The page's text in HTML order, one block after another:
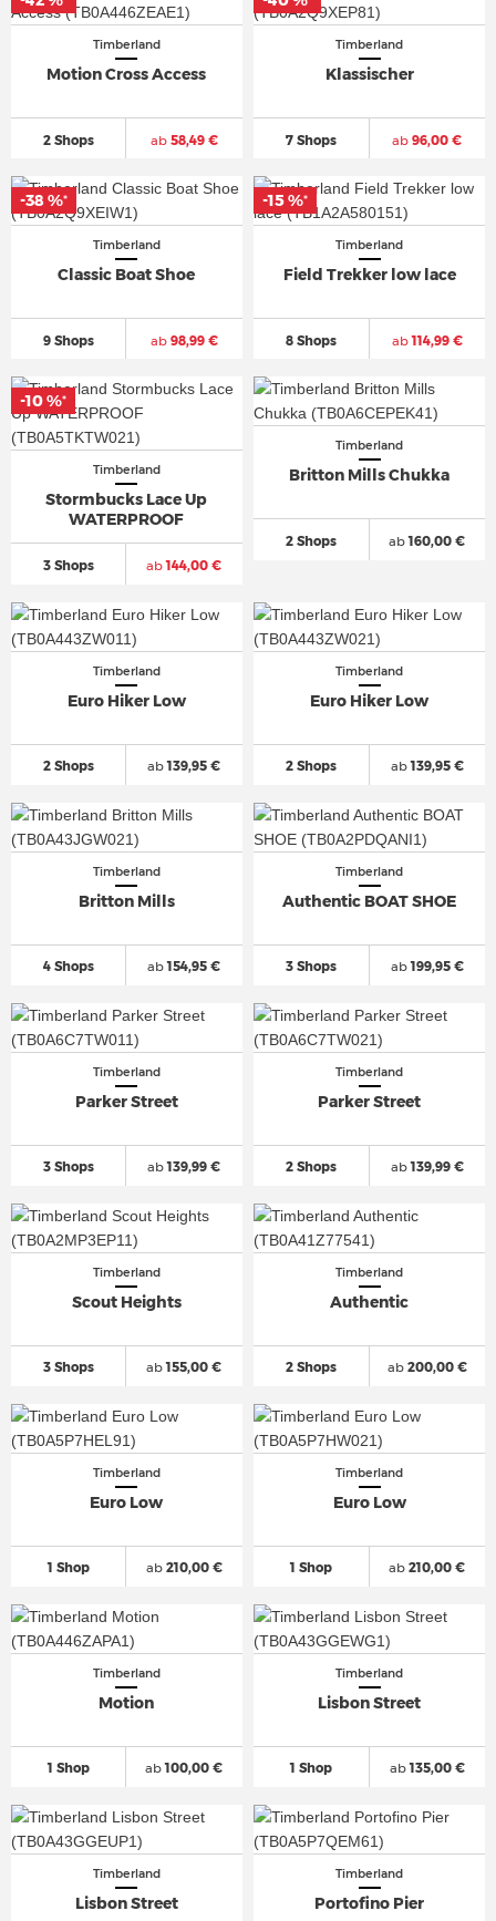
Timberland
Motion Cross Access
2 Shops ab58,49 €
Timberland
Klassischer
7 Shops ab 96,00 €
Timberland
Classic Boat Shoe
9 Shops ab98,99 €
-38 %*
Timberland
Field Trekker low lace
8 Shops ab114,99 €
-15 %*
Timberland
Stormbucks Lace Up
WATERPROOF
3 Shops ab144,00 €
-10 %*
Timberland
Britton Mills Chukka
2 Shops ab160,00 €
Timberland
Euro Hiker Low
2 Shops ab139,95 €
Timberland
Euro Hiker Low
2 Shops ab139,95 €
Timberland
Britton Mills
4 Shops ab154,95 €
Timberland
Authentic BOAT SHOE
3 Shops ab199,95 €
Timberland
Parker Street
3 Shops ab139,99 €
Timberland
Parker Street
2 Shops ab139,99 €
Timberland
Scout Heights
3 Shops ab155,00 €
Timberland
Authentic
2 Shops ab200,00 €
Timberland
Euro Low
1 Shop ab210,00 €
Timberland
Euro Low
1 Shop ab 210,00 €
Timberland
Motion
1 Shop ab100,00 €
Timberland
Lisbon Street
1 Shop ab135,00 €
Timberland
Lisbon Street
Timberland
Portofino Pier